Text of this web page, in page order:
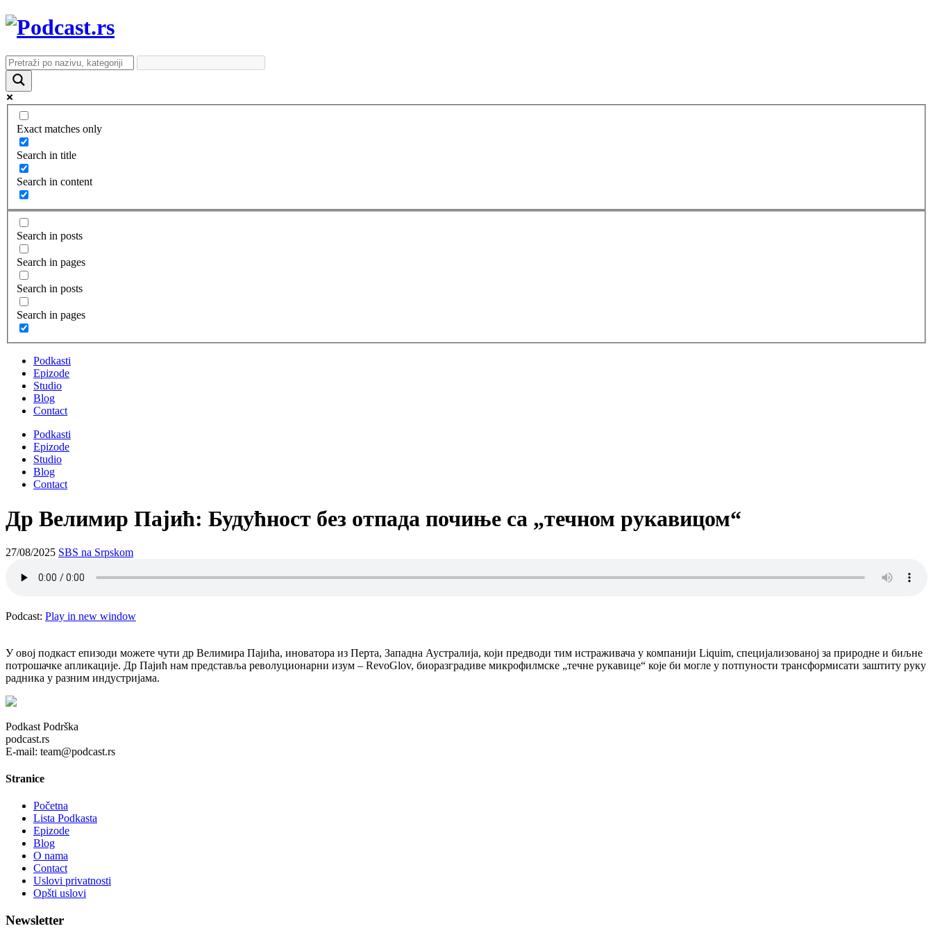
Exact matches only
Search in title
Search in content
Search in posts
Search in pages
Search in posts
Search in pages
Podkasti
Epizode
Studio
Blog
Contact
Podkasti
Epizode
Studio
Blog
Contact
Др Велимир Пајић: Будућност без отпада почиње са „течном рукавицом“
27/08/2025 SBS na Srpskom
Podcast: Play in new window
У овој подкаст епизоди можете чути др Велимира Пајића, иноватора из Перта, Западна Аустралија, који предводи тим истраживача у компанији Liquim, специјализованој за природне и биљне
потрошачке апликације. Др Пајић нам представља револуционарни изум – RevoGlov, биоразградиве микрофилмске „течне рукавице“ које би могле у потпуности трансформисати заштиту руку
радника у разним индустријама.
Podkast Podrška
podcast.rs
E-mail: team@podcast.rs
Stranice
Početna
Lista Podkasta
Epizode
Blog
O nama
Contact
Uslovi privatnosti
Opšti uslovi
Newsletter